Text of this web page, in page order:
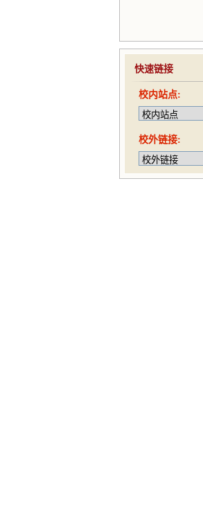
快速链接
校内站点:
校外链接: